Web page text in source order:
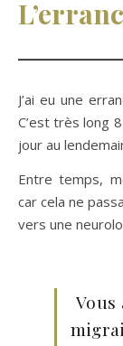
J’ai eu une
C’est très long
jour au
Entre temps,
car cela ne
vers une
Vous